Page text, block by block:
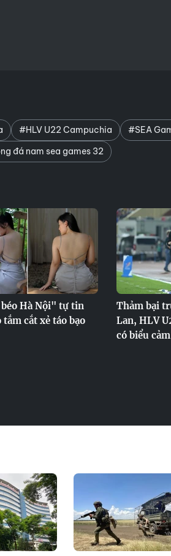
#HLV U22 Campuchia
#SEA
đá nam sea games 32
Hà Nội" tự tin
tắm cắt xẻ táo bạo
Thảm bại
Lan, HLV
có biểu